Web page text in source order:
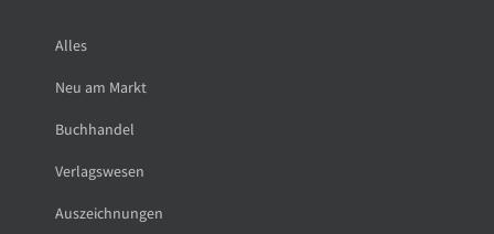
Alles
Neu am Markt
Buchhandel
Verlagswesen
Auszeichnungen